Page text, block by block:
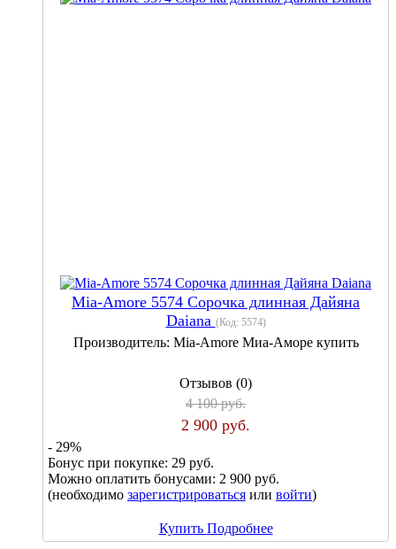
Mia-Amore 5574 Сорочка длинная Дайяна
Daiana (Код: 5574)
Производитель: Mia-Amore Миа-Аморе купить
Отзывов (0)
4 100 руб.
2 900 руб.
- 29%
Бонус при покупке: 29 руб.
Можно оплатить бонусами: 2 900 руб.
(необходимо зарегистрироваться или войти)
Купить Подробнее